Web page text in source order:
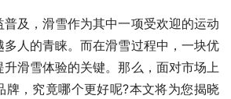
及，滑雪作为其中一项受欢迎的运动
人的青睐。而在滑雪过程中，一块优
升滑雪体验的关键。那么，面对市场上
牌，究竟哪个更好呢?本文将为您揭晓